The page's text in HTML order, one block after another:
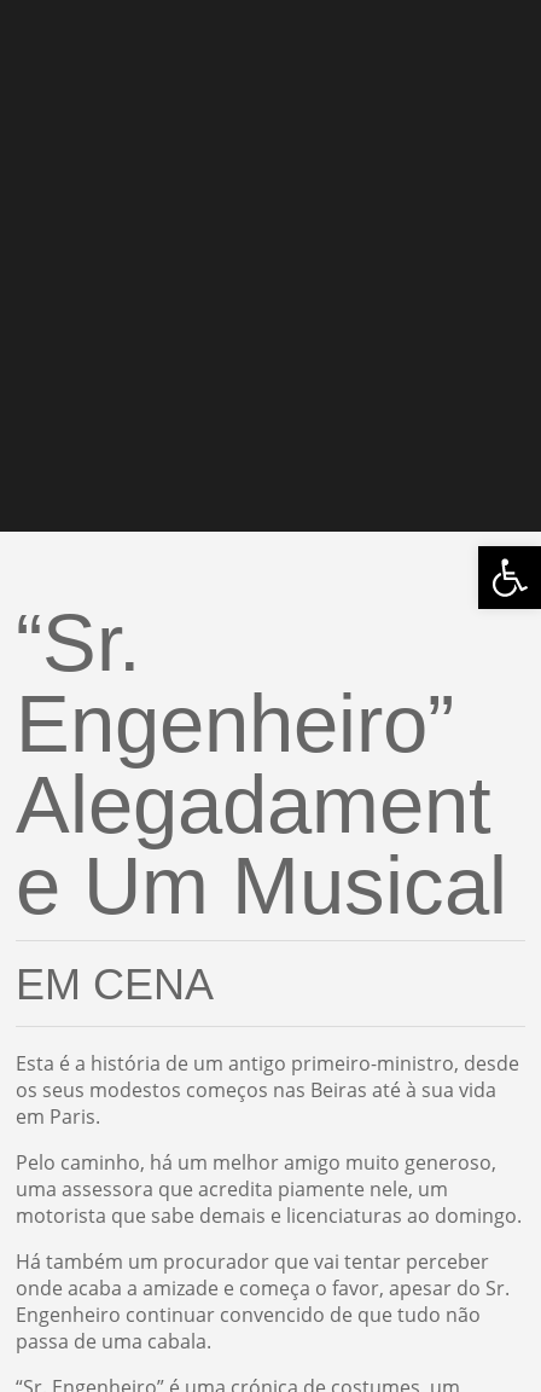
“Sr.
Engenheiro”
Alegadament
e Um Musical
EM CENA
Esta é a história de um antigo primeiro-ministro, desde
os seus modestos começos nas Beiras até à sua vida
em Paris.
Pelo caminho, há um melhor amigo muito generoso,
uma assessora que acredita piamente nele, um
motorista que sabe demais e licenciaturas ao domingo.
Há também um procurador que vai tentar perceber
onde acaba a amizade e começa o favor, apesar do Sr.
Engenheiro continuar convencido de que tudo não
passa de uma cabala.
Abrir